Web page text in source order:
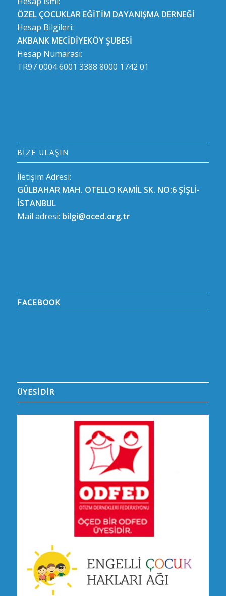
ÖZEL ÇOCUKLAR EĞİTİM DAYANIŞMA DERNEĞİ
Hesap Bilgileri:
AKBANK MECİDİYEKÖY ŞUBESİ
Hesap Numarası:
TR97 0004 6001 3388 8000 1742 01
BIZE ULAŞIN
İletişim Adresi:
GÜLBAHAR MAH. OTELLO KAMİL SK. NO:6 ŞİŞLİ-
İSTANBUL
Mail adresi: bilgi@oced.org.tr
FACEBOOK
ÜYESİDİR